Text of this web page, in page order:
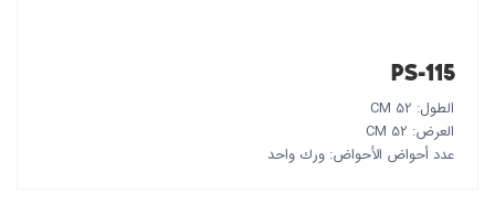
PS-115
الطول: 52 CM
العرض: 52 CM
عدد أحواض الأحواض: ورك واحد